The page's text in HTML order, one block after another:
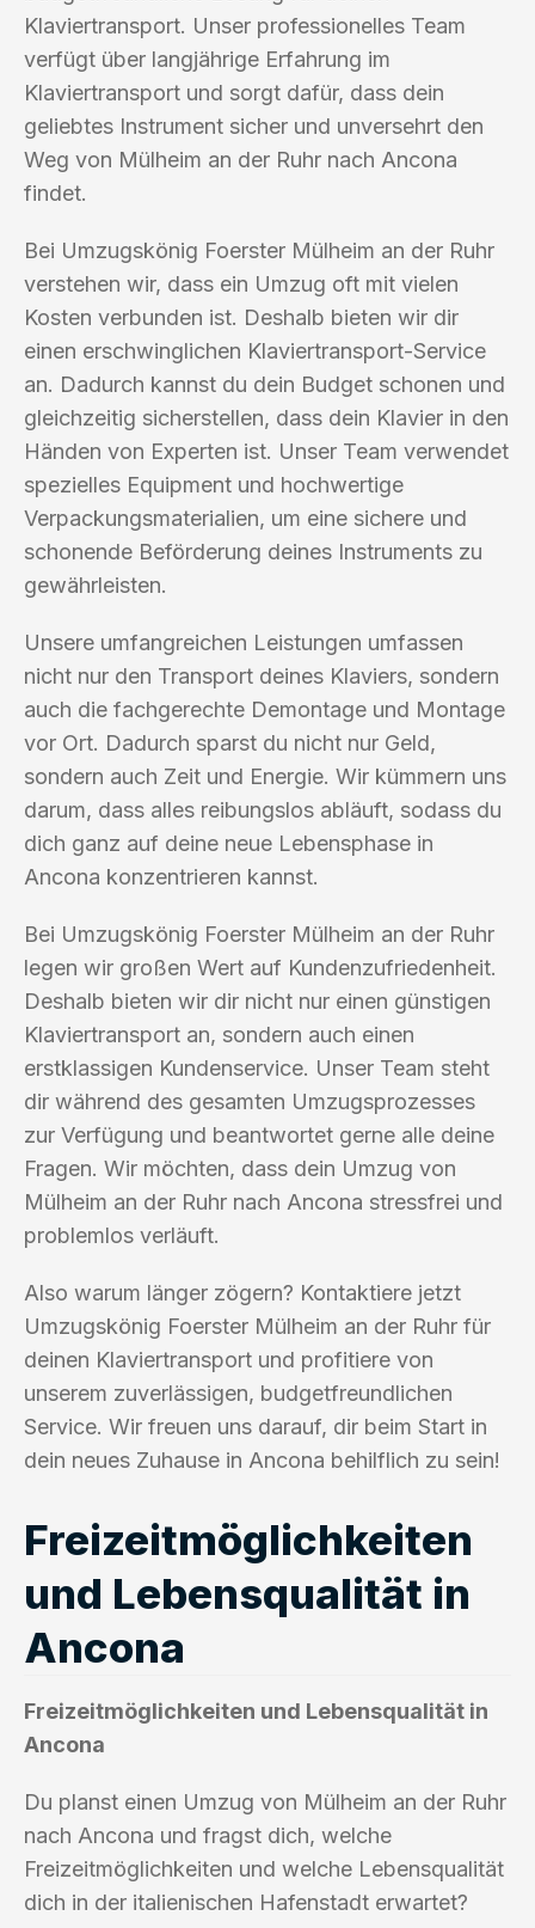
Klaviertransport. Unser professionelles Team
verfügt über langjährige Erfahrung im
Klaviertransport und sorgt dafür, dass dein
geliebtes Instrument sicher und unversehrt den
Weg von Mülheim an der Ruhr nach Ancona
findet.
Bei Umzugskönig Foerster Mülheim an der Ruhr
verstehen wir, dass ein Umzug oft mit vielen
Kosten verbunden ist. Deshalb bieten wir dir
einen erschwinglichen Klaviertransport-Service
an. Dadurch kannst du dein Budget schonen und
gleichzeitig sicherstellen, dass dein Klavier in den
Händen von Experten ist. Unser Team verwendet
spezielles Equipment und hochwertige
Verpackungsmaterialien, um eine sichere und
schonende Beförderung deines Instruments zu
gewährleisten.
Unsere umfangreichen Leistungen umfassen
nicht nur den Transport deines Klaviers, sondern
auch die fachgerechte Demontage und Montage
vor Ort. Dadurch sparst du nicht nur Geld,
sondern auch Zeit und Energie. Wir kümmern uns
darum, dass alles reibungslos abläuft, sodass du
dich ganz auf deine neue Lebensphase in
Ancona konzentrieren kannst.
Bei Umzugskönig Foerster Mülheim an der Ruhr
legen wir großen Wert auf Kundenzufriedenheit.
Deshalb bieten wir dir nicht nur einen günstigen
Klaviertransport an, sondern auch einen
erstklassigen Kundenservice. Unser Team steht
dir während des gesamten Umzugsprozesses
zur Verfügung und beantwortet gerne alle deine
Fragen. Wir möchten, dass dein Umzug von
Mülheim an der Ruhr nach Ancona stressfrei und
problemlos verläuft.
Also warum länger zögern? Kontaktiere jetzt
Umzugskönig Foerster Mülheim an der Ruhr für
deinen Klaviertransport und profitiere von
unserem zuverlässigen, budgetfreundlichen
Service. Wir freuen uns darauf, dir beim Start in
dein neues Zuhause in Ancona behilflich zu sein!
Freizeitmöglichkeiten
und Lebensqualität in
Ancona
Freizeitmöglichkeiten und Lebensqualität in
Ancona
Du planst einen Umzug von Mülheim an der Ruhr
nach Ancona und fragst dich, welche
Freizeitmöglichkeiten und welche Lebensqualität
dich in der italienischen Hafenstadt erwartet?